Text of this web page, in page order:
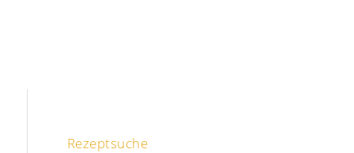
Rezeptsuche